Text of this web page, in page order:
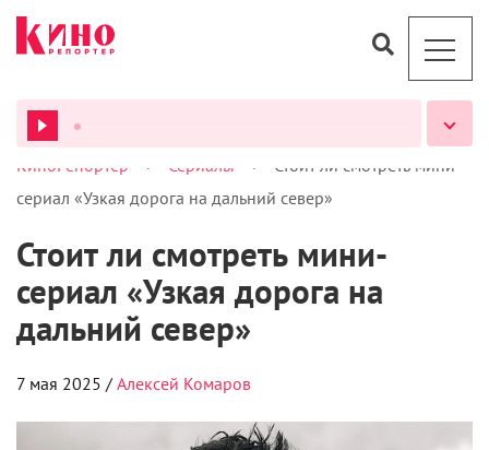
ВСЕ ПОДКАСТЫ
КиноРепортер > Сериалы >
Стоит ли смотреть мини-
сериал «Узкая дорога на дальний север»
Стоит ли смотреть мини-
сериал «Узкая дорога на
дальний север»
7 мая 2025 / Алексей Комаров